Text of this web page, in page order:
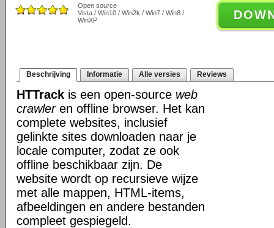
Open source
Vista / Win10 / Win2k / Win7 / Win8 /
WinXP
Beschrijving Informatie Alle versies Reviews
HTTrack is een open-source web
crawleren offline browser. Het kan
complete websites, inclusief
gelinkte sites downloaden naar je
locale computer, zodat ze ook
offline beschikbaar zijn. De
website wordt op recursieve wijze
met alle mappen, HTML-items,
afbeeldingen en andere bestanden
compleet gespiegeld.